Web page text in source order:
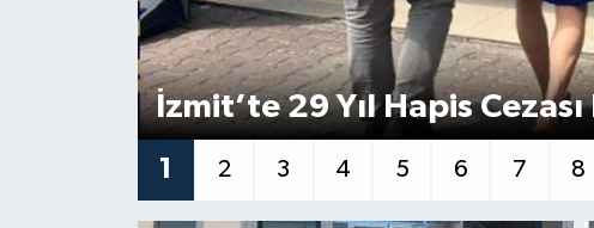
İzmit’te 29 Yıl Hapis Cezası
1 2 3 4 5 6 7 8